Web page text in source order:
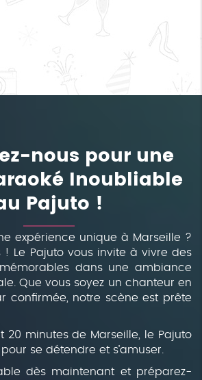
nous pour une
Inoubliable
Pajuto !
expérience unique à Marseille ?
! Le Pajuto vous invite à vivre des
dans une ambiance
Que vous soyez un chanteur en
confirmée, notre scène est prête
20 minutes de Marseille, le Pajuto
se détendre et s’amuser.
dès maintenant et préparez-